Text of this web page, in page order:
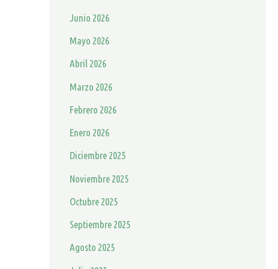
Junio 2026
Mayo 2026
Abril 2026
Marzo 2026
Febrero 2026
Enero 2026
Diciembre 2025
Noviembre 2025
Octubre 2025
Septiembre 2025
Agosto 2025